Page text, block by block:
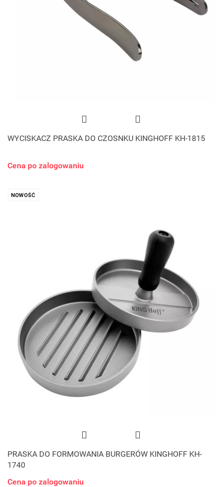
WYCISKACZ PRASKA DO CZOSNKU KINGHOFF KH-1815
Cena po zalogowaniu
NOWOŚĆ
PRASKA DO FORMOWANIA BURGERÓW KINGHOFF KH-
1740
Cena po zalogowaniu